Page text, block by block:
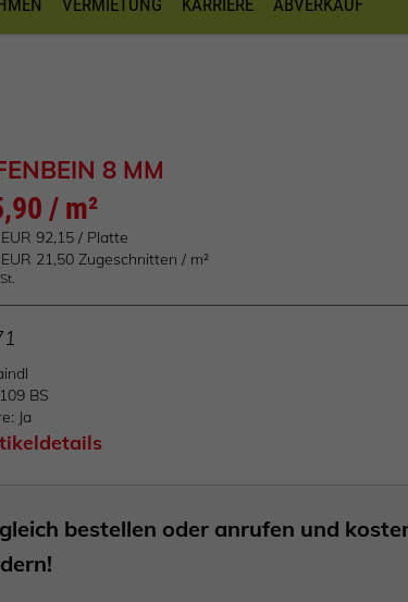
VERMIETUNG KARRIERE ABVERKAUF
8 MM
/ m²
92,15 / Platte
21,50 Zugeschnitten / m²
BS
Ja
bestellen oder anrufen und